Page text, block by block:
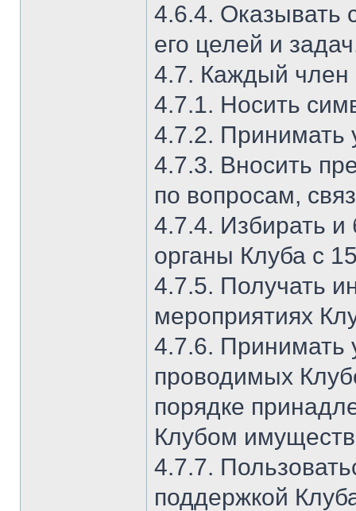
4.6.4. Оказывать
его целей и
4.7. Каждый член
4.7.1. Носить
4.7.2. Принимать
4.7.3. Вносить
по вопросам,
4.7.4. Избирать
органы Клуба с
4.7.5. Получать
мероприятиях
4.7.6. Принимать
проводимых
порядке
Клубом
4.7.7.
поддержкой